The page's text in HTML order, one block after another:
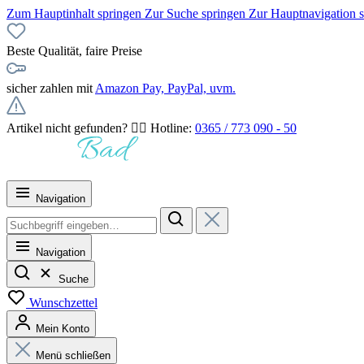
Zum Hauptinhalt springen Zur Suche springen Zur Hauptnavigation
Beste Qualität, faire Preise
sicher zahlen mit Amazon Pay, PayPal, uvm.
Artikel nicht gefunden? 👉🏻 Hotline: 0365 / 773 090 - 50
Navigation
Navigation
Suche
Wunschzettel
Mein Konto
Menü schließen